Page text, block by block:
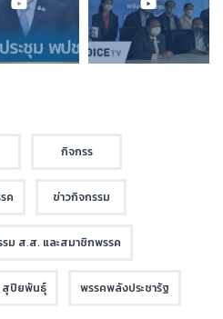
กิจกรร
ค ข่าวกิจกรรม
รม ส.ส. และสมาชิกพรรค
ปิยพันธุ์ พรรคพลังประชารัฐ